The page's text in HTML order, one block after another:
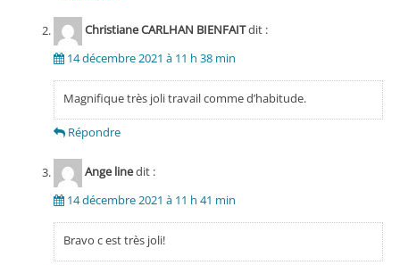
Christiane CARLHAN BIENFAITdit :
14 décembre 2021 à 11 h 38 min
Magnifique très joli travail comme d’habitude.
Répondre
Ange linedit :
14 décembre 2021 à 11 h 41 min
Bravo c est très joli!